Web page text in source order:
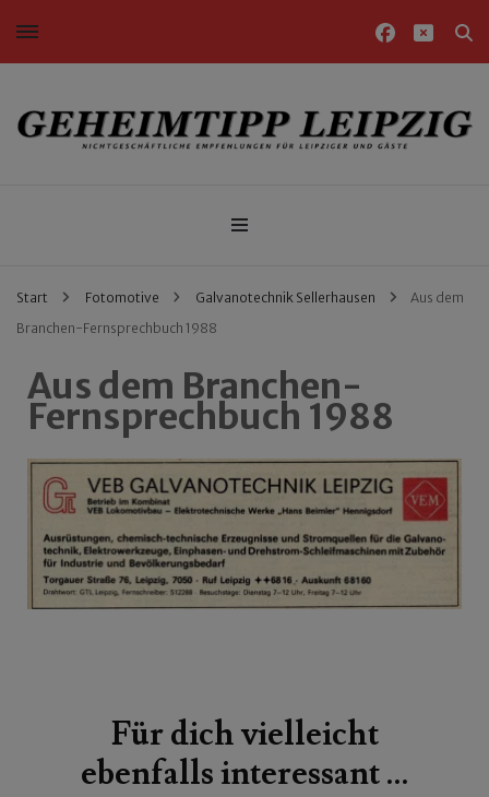
Nichtgeschäftliche Empfehlungen für Leipziger und Gäste
Start Fotomotive Galvanotechnik Sellerhausen
Aus dem
Branchen-Fernsprechbuch 1988
Aus dem Branchen-
Fernsprechbuch 1988
Für dich vielleicht
ebenfalls interessant …